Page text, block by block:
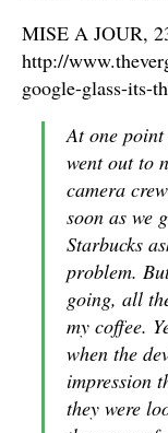
MISE A JOUR,
http://
google-glass-its-
At one
went out to
camera
soon as we
Starbucks
problem.
going, all
my coffee.
when the
impression
they were